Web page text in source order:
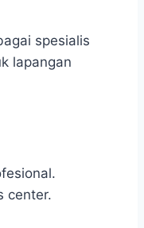
spesialis
lapangan
center.